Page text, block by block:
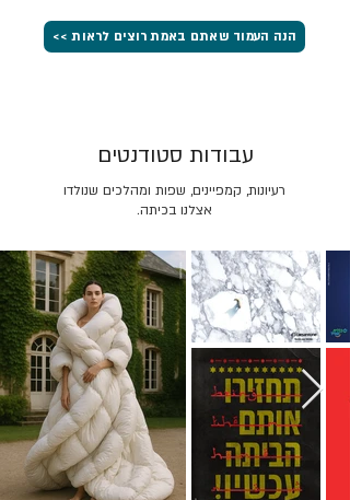
הנה העמוד שאתם באמת רוצים לראות >>
רעיונות, קמפיינים, שפות ומהלכים שנולדו
אצלנו בכיתה.
עבודות סטודנטים